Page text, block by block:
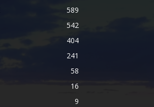
589
542
404
241
58
16
9